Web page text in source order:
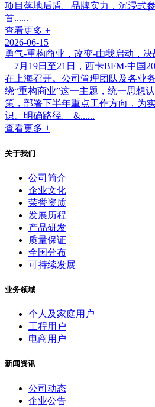
项目落地后盾。品牌实力，沉浸
首......
查看更多 +
2026-06-15
勇气-重构商业，改变-由我启动，决
7月19日至21日，西卡BFM·中国
在上海召开。公司管理团队及各业
绕“重构商业”这一主题，统一思想
策，部署下半年重点工作方向，为
识、明确路径。 &......
查看更多 +
关于我们
公司简介
企业文化
荣誉资质
发展历程
产品研发
质量保证
全国分布
可持续发展
业务领域
个人及家庭用户
工程用户
电商用户
新闻资讯
公司动态
企业公告